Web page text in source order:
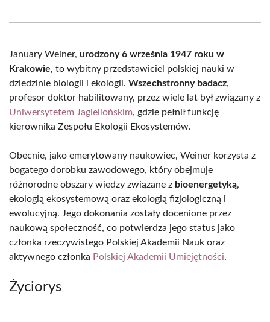
(Twitter)
January Weiner, urodzony 6 września 1947 roku w
Krakowie, to wybitny przedstawiciel polskiej nauki w
dziedzinie biologii i ekologii. Wszechstronny badacz,
profesor doktor habilitowany, przez wiele lat był związany z
Uniwersytetem Jagiellońskim, gdzie pełnił funkcję
kierownika Zespołu Ekologii Ekosystemów.
Obecnie, jako emerytowany naukowiec, Weiner korzysta z
bogatego dorobku zawodowego, który obejmuje
różnorodne obszary wiedzy związane z bioenergetyką,
ekologią ekosystemową oraz ekologią fizjologiczną i
ewolucyjną. Jego dokonania zostały docenione przez
naukową społeczność, co potwierdza jego status jako
członka rzeczywistego Polskiej Akademii Nauk oraz
aktywnego członka Polskiej Akademii Umiejętności.
Życiorys